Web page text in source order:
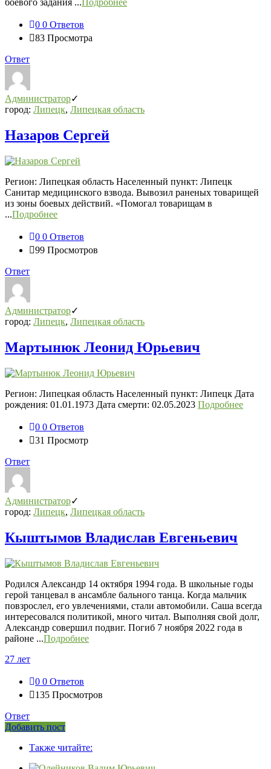
боевого задания ... Подробнее
0 0 Ответов
83 Просмотра
Ответ
Администратор
город: Липецк, Липецкая область
Назаров Сергей
Регион: Липецкая область Населенный пункт: Липецк
Санитар медицинского взвода. Вывозил раненых товарищей
из зоны боевых действий. «Помогал товарищам в
...Подробнее
0 0 Ответов
99 Просмотров
Ответ
Администратор
город: Липецк, Липецкая область
Мартынюк Леонид Юрьевич
Регион: Липецкая область Населенный пункт: Липецк Дата
рождения: 01.01.1973 Дата смерти: 02.05.2023 Подробнее
0 0 Ответов
31 Просмотр
Ответ
Администратор
город: Липецк, Липецкая область
Кыштымов Владислав Евгеньевич
Родился Александр 14 октября 1994 года. В школьные годы
герой танцевал в ансамбле бального танца. Когда мальчик
повзрослел, его увлечениями, стали автомобили. Саша всегда
интересовался политикой, много читал. Выполняя свой долг,
Александр совершил подвиг. Погиб 7 ноября 2022 года в
районе ...Подробнее
27 лет
0 0 Ответов
135 Просмотров
Ответ
Боковая
Добавить пост
120x600Также читайте: